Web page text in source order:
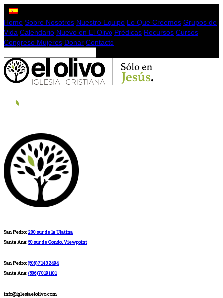
Home Sobre Nosotros Nuestro Equipo Lo Que Creemos Grupos de
Vida Calendario Nuevo en El Olivo Prédicas Recursos Cursos
Congreso Mujeres Donar Contacto
San Pedro: 200 sur de la Ulatina
Santa Ana:50 sur de Condo. Viewpoint
San Pedro:(506)71432494
Santa Ana:(506)70191101
info@iglesiaelolivo.com